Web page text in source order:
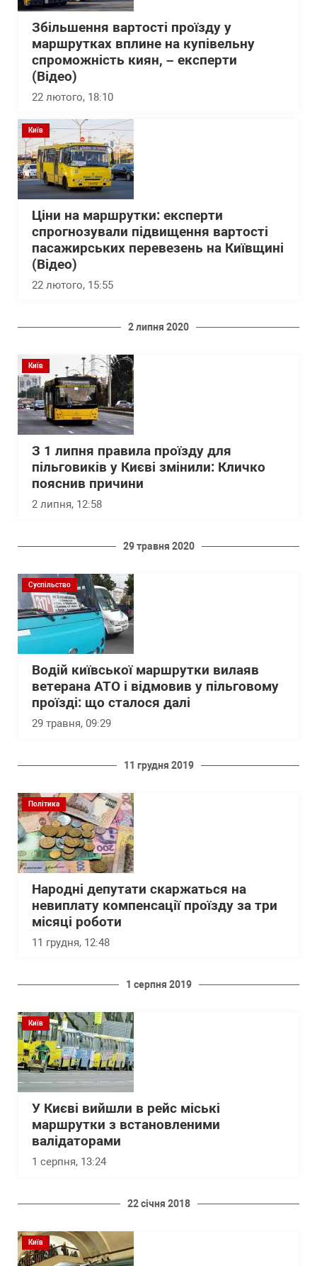
Збільшення вартості проїзду у
маршрутках вплине на купівельну
спроможність киян, – експерти
(Відео)
22 лютого, 18:10
Київ
Ціни на маршрутки: експерти
спрогнозували підвищення вартості
пасажирських перевезень на Київщині
(Відео)
22 лютого, 15:55
2 липня 2020
Київ
З 1 липня правила проїзду для
пільговиків у Києві змінили: Кличко
пояснив причини
2 липня, 12:58
29 травня 2020
Суспільство
Водій київської маршрутки вилаяв
ветерана АТО і відмовив у пільговому
проїзді: що сталося далі
29 травня, 09:29
11 грудня 2019
Політика
Народні депутати скаржаться на
невиплату компенсації проїзду за три
місяці роботи
11 грудня, 12:48
1 серпня 2019
Київ
У Києві вийшли в рейс міські
маршрутки з встановленими
валідаторами
1 серпня, 13:24
22 січня 2018
Київ